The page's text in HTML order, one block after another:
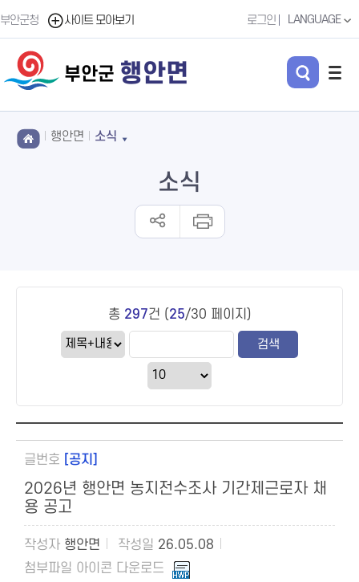
부안군청 사이트 모아보기 로그인 LANGUAGE
부안군 행안면
행안면 소식
소식
총 297건 (25/30 페이지)
[공지]
2026년 행안면 농지전수조사 기간제근로자 채
용 공고
행안면 26.05.08